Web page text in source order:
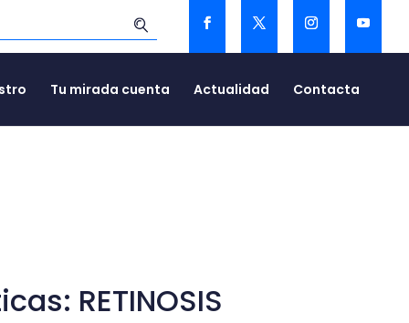
Tu mirada cuenta Actualidad Contacta
RETINOSIS